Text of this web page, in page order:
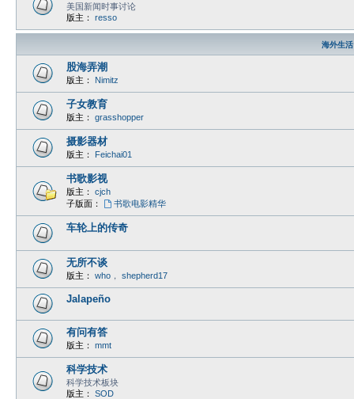
美国新闻时事讨论
版主：
resso
海外生活
股海弄潮
版主： Nimitz
子女教育
版主： grasshopper
摄影器材
版主： Feichai01
书歌影视
版主：
cjch
子版面：
书歌电影精华
车轮上的传奇
无所不谈
版主： who ， shepherd17
Jalapeño
有问有答
版主： mmt
科学技术
科学技术板块
版主：
SOD